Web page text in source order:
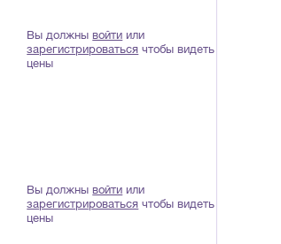
Вы должнывойти или
зарегистрироваться чтобы видеть
цены
Вы должнывойти или
зарегистрироваться чтобы видеть
цены